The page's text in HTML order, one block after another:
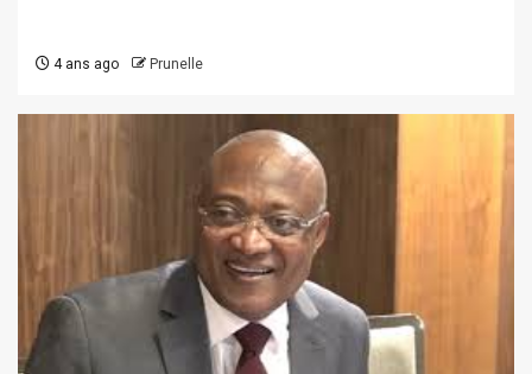
4 ans ago Prunelle